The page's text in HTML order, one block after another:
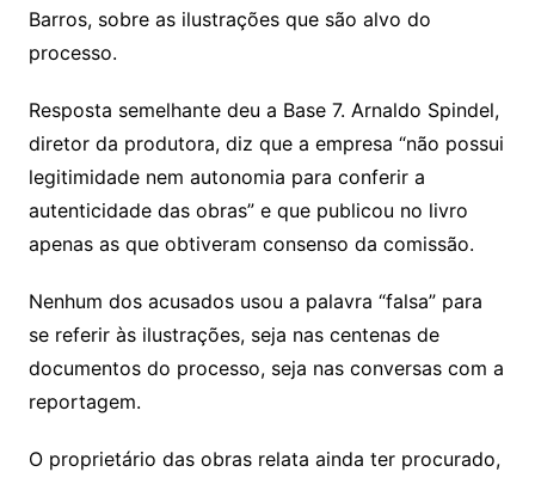
Barros, sobre as ilustrações que são alvo do
processo.
Resposta semelhante deu a Base 7. Arnaldo Spindel,
diretor da produtora, diz que a empresa “não possui
legitimidade nem autonomia para conferir a
autenticidade das obras” e que publicou no livro
apenas as que obtiveram consenso da comissão.
Nenhum dos acusados usou a palavra “falsa” para
se referir às ilustrações, seja nas centenas de
documentos do processo, seja nas conversas com a
reportagem.
O proprietário das obras relata ainda ter procurado,